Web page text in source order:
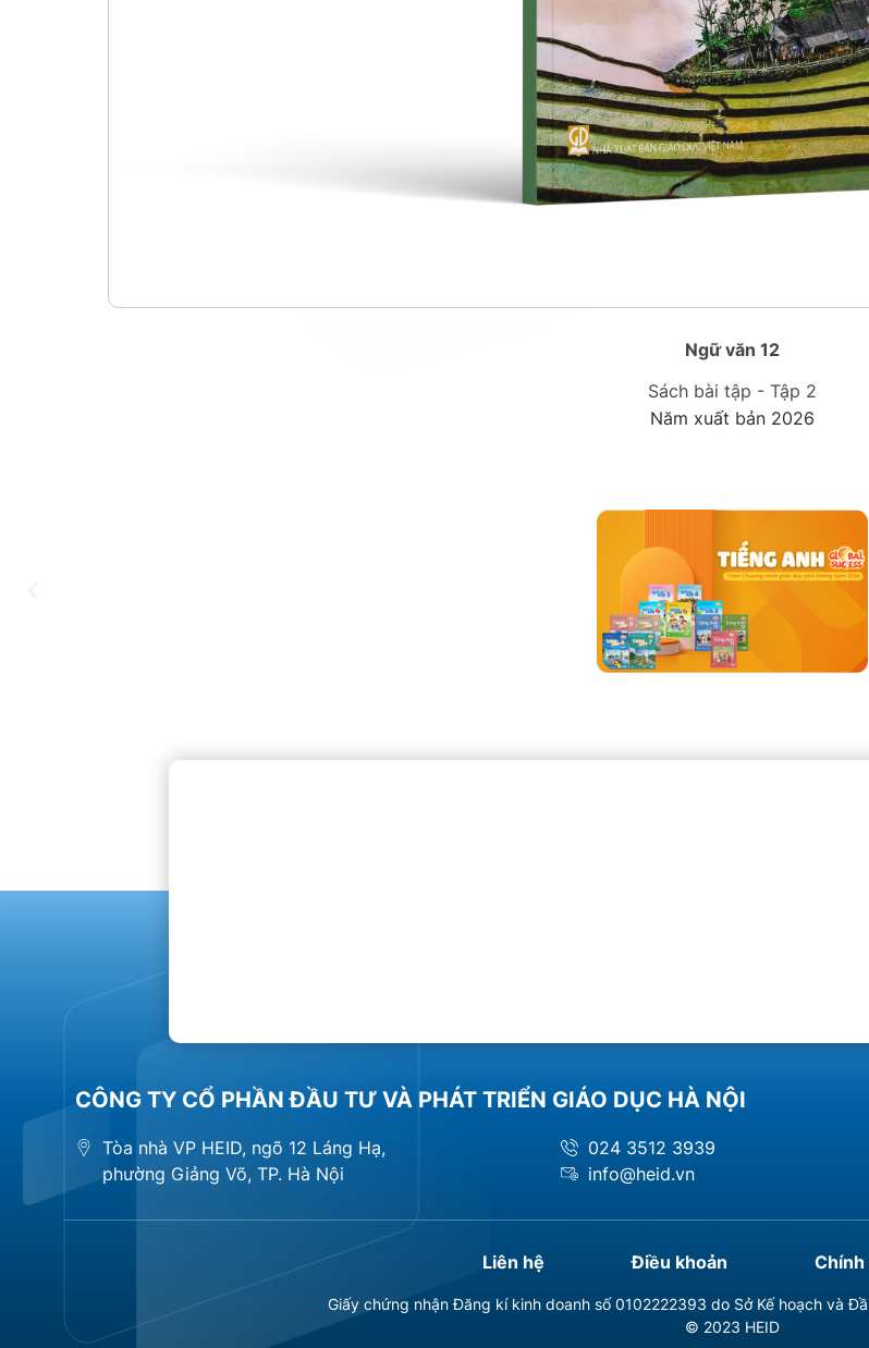
Ngữ văn 12
Sách bài tập - Tập 2
Năm xuất bản 2026
CÔNG TY CỔ PHẦN ĐẦU TƯ VÀ PHÁT TRIỂN GIÁO DỤC HÀ NỘI
Tòa nhà VP HEID, ngõ 12 Láng Hạ,
phường Giảng Võ, TP. Hà Nội
024 3512 3939
info@heid.vn
Liên hệ Điều khoản Chính
Giấy chứng nhận Đăng kí kinh doanh số 0102222393 do Sở Kế hoạch và
© 2023 HEID